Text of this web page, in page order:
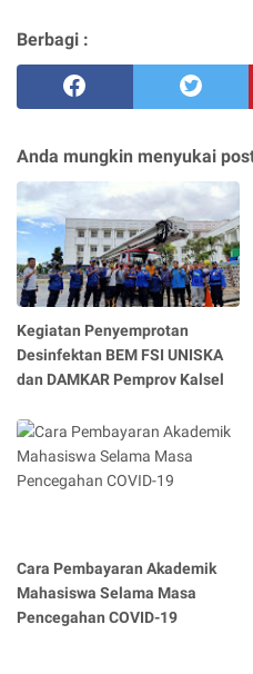
Berbagi :
Anda mungkin menyukai
Kegiatan Penyemprotan
Desinfektan BEM FSI UNISKA
dan DAMKAR Pemprov Kalsel
Cara Pembayaran Akademik
Mahasiswa Selama Masa
Pencegahan COVID-19